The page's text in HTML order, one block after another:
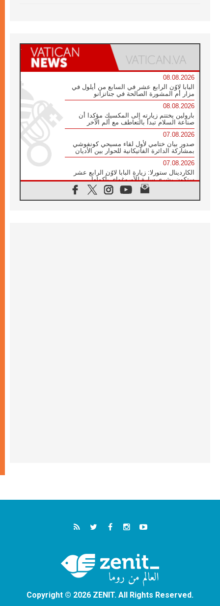
08.08.2026
البابا لاوُن الرابع عشر في السابع من أيلول في
مزار أم المشورة الصالحة في جناتزانو
08.08.2026
بارولين يختتم زيارته إلى المكسيك مؤكدا أن
صناعة السلام تبدأ بالتعاطف مع ألم الآخر
07.08.2026
صدور بيان ختامي لأول لقاء مسيحي كونفوشي
بمشاركة الدائرة الفاتيكانية للحوار بين الأديان
07.08.2026
الكاردينال ستورلا: زيارة البابا لاوُن الرابع عشر
ستكون بشرى سارة للأوروغواي بأكملها
الفاتيكان يعلن برنامج الزيارة الرسولية للبابا لاوُن
Copyright © 2026 ZENIT. All Rights Reserved.